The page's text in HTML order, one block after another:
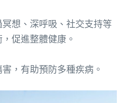
想、深呼吸、社交支持等
促進整體健康。
，有助預防多種疾病。